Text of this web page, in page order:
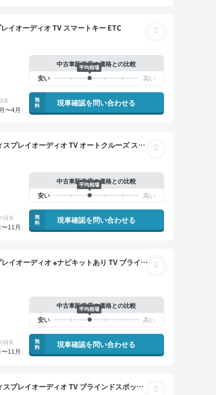
ィスプレイオーディオ TV スマートキー ETC
安
〜4月
中古車販売店の価格との比較
平均相場
無
料
現車確認を問い合わせる
目安
11月
中古車販売店の価格との比較
平均相場
無
料
現車確認を問い合わせる
バックモニター 全方位カメラ ドライブレ
目安
11月
中古車販売店の価格との比較
平均相場
無
料
現車確認を問い合わせる